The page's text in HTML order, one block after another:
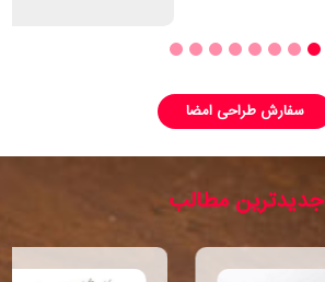
بطوریکه نتونستم تنهایی
امضامو از بینشون انتخاب
کنم و مجبور شدم تو گروه
خانوادگی از همه خانواده ام
سفارش طراحی امضا
جدیدترین مطالب